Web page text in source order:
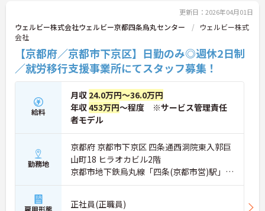
更新日：2026年04月01日
ウェルビー株式会社ウェルビー京都四条烏丸センター
ウェルビー株式
会社
【京都府／京都市下京区】日勤のみ◎週休2日制
／就労移行支援事業所にてスタッフ募集！
給料
月収 24.0万円～36.0万円
年収453万円～程度 ※サービス管理責任
者モデル
勤務地
京都府 京都市下京区 四条通西洞院東入郭巨
山町18 ヒラオカビル2階
京都市地下鉄烏丸線「四条(京都市営)駅」徒
歩5分
雇用形態 正社員(正職員)